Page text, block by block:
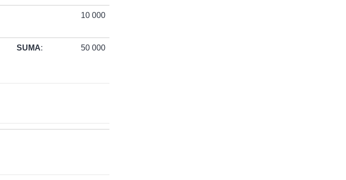
10 000
SUMA: 50 000